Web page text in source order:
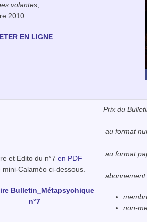
volantes
2010
EN LIGNE
et Edito du n°7 en PDF
mini-Calaméo ci-dessous.
Bulletin_Métapsychique
n°7
Prix du
au format
au format
non-